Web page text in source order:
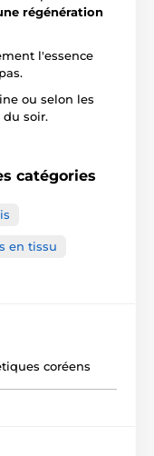
régénération
l'essence
ou selon les
du soir.
catégories
en tissu
coréens